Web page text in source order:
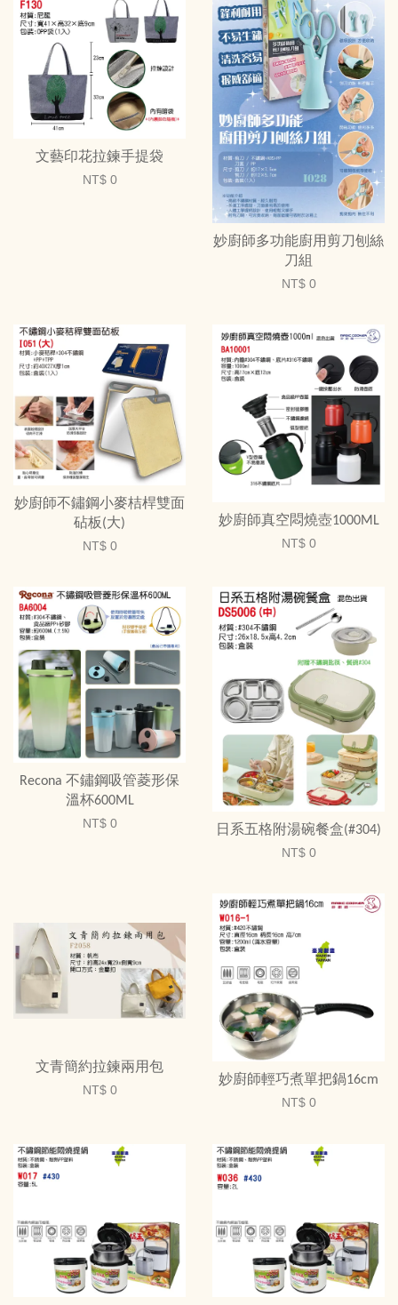
文藝印花拉鍊手提袋
NT$ 0
妙廚師多功能廚用剪刀刨絲
刀組
NT$ 0
妙廚師不鏽鋼小麥桔桿雙面
砧板(大)
NT$ 0
妙廚師真空悶燒壺1000ML
NT$ 0
Recona 不鏽鋼吸管菱形保
溫杯600ML
NT$ 0 日系五格附湯碗餐盒(#304)
NT$ 0
文青簡約拉鍊兩用包
NT$ 0
妙廚師輕巧煮單把鍋16cm
NT$ 0